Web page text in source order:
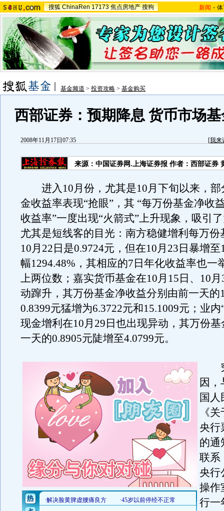
搜狐 ChinaRen 17173 焦点房地产 搜狗 新闻 -
基金频道 > 投资攻略 > 基金购买
西部证券：预期降息 货币市场
2008年11月17日07:35 [我来
来源：中国证券网.上海证券报 作者：西部证券
进入10月份，尤其是10月下旬以来，部
金收益率表现“抢眼”，其 “每万份基金净收
收益率”一度出现“火箭式”上升现象，吸引
尤其是短线客的目光：南方稳健增利每万份
10月22日是0.9724元，但在10月23日暴增至
幅1294.48%，其相应的7日年化收益率也一
上两位数；嘉实货币基金在10月15日、10
动蹿升，其万份基金净收益分别由前一天的
0.8399元猛增为6.3722元和15.1009元；业内
现金增利在10月29日也出现异动，其万份
一天的0.8905元陡增至4.0799元。
究
因，
国
《
央行
的通
联系
央行
操作
行一